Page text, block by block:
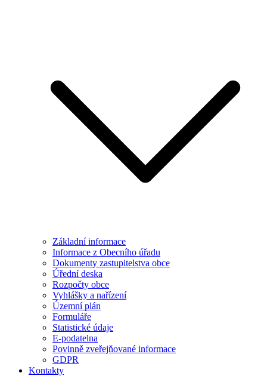
Základní informace
Informace z Obecního úřadu
Dokumenty zastupitelstva obce
Úřední deska
Rozpočty obce
Vyhlášky a nařízení
Územní plán
Formuláře
Statistické údaje
E-podatelna
Povinně zveřejňované informace
GDPR
Kontakty